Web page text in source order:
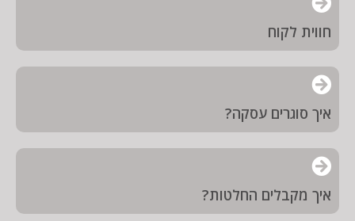
חווית לקוח
איך סוגרים עסקה?
איך מקבלים החלטות?